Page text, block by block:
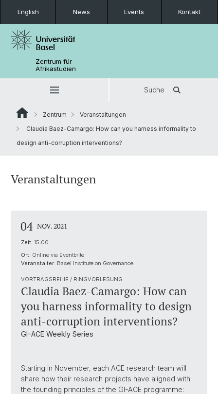
English News Events Kontakt
Zentrum für
Afrikastudien
Suche
Zentrum
Veranstaltungen
Claudia Baez-Camargo: How can you harness informality to
design anti-corruption interventions?
Veranstaltungen
04 NOV. 2021
Zeit: 15:00
Ort: Online via Eventbrite
Veranstalter: Basel Institute on Governance
VORTRAGSREIHE / RINGVORLESUNG
Claudia Baez-Camargo: How can
you harness informality to design
anti-corruption interventions?
GI-ACE Weekly Series
Starting in November, each ACE research team will
share how their research projects have aligned with
the founding principles of the GI-ACE programme: